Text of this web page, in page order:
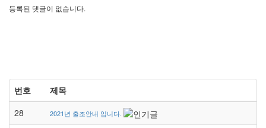
등록된 댓글이 없습니다.
번호
제목
28
2021년 출조안내 입니다.